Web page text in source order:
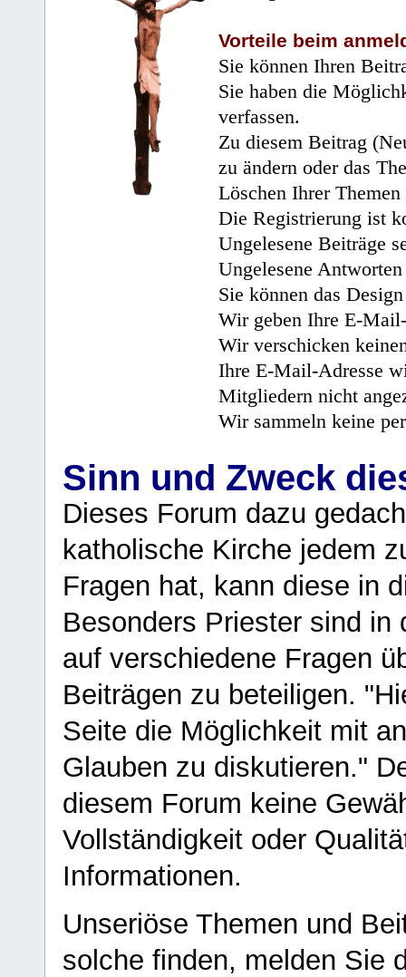
Vorteile beim
Sie können Ihren
Sie haben die
verfassen.
Zu diesem Beitrag
zu ändern oder das
Löschen Ihrer
Die Registrierung ist
Ungelesene Beiträge
Ungelesene
Sie können das
Wir geben Ihre E-
Wir verschicken
Ihre E-Mail-Adresse
Mitgliedern nicht
Wir sammeln keine
Sinn und Zweck
Dieses Forum dazu
katholische Kirche jedem
Fragen hat, kann diese in
Besonders Priester sind in
auf verschiedene Fragen
Beiträgen zu beteiligen.
Seite die Möglichkeit mit
Glauben zu diskutieren."
diesem Forum keine
Vollständigkeit oder
Informationen.
Unseriöse Themen und
solche finden, melden Sie